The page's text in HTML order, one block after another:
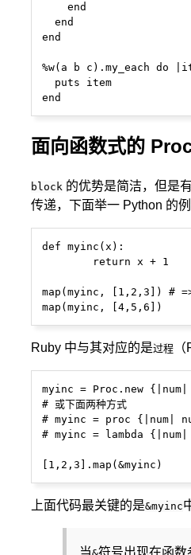
    end
  end
end
%w(a b c).my_each do
  puts item
面向函数式的
block 的优势是简洁，但是
传递，下面举一 Python 的例
def myinc(x):
map(myinc, [1,2,3]) #
Ruby 中与其对应的是过程
myinc = Proc.new {|num|
# 或下面两种方式
# myinc = proc {|num|
# myinc = lambda {|num|
上面代码最关键的是&myinc
当 符号出现在函